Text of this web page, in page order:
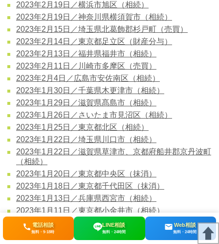
2023年2月19日／横浜市旭区（相続）
2023年2月19日／神奈川県横須賀市（相続）
2023年2月15日／埼玉県北葛飾郡杉戸町（売買）
2023年2月14日／東京都足立区（財産分与）
2023年2月13日／福井県福井市（相続）
2023年2月11日／川崎市多摩区（売買）
2023年2月4日／広島市安佐南区（相続）
2023年1月30日／千葉県木更津市（相続）
2023年1月29日／滋賀県髙島市（相続）
2023年1月26日／さいたま市見沼区（相続）
2023年1月25日／東京都北区（相続）
2023年1月22日／埼玉県川口市（相続）
2023年1月22日／滋賀県草津市、京都府船井郡京丹波町
（相続）
2023年1月20日／東京都中央区（抹消）
2023年1月18日／東京都千代田区（抹消）
2023年1月13日／兵庫県西宮市（相続）
2023年1月11日／東京都小金井市（相続）
2023年1月9日／三重県四日市市（相続）
2023年1月8日／兵庫県西宮市（贈与）
電話相談
無料・9-18時
LINE相談
無料・24時間
Web相談
無料・24時間